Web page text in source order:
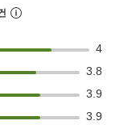
4
3.8
3.9
3.9